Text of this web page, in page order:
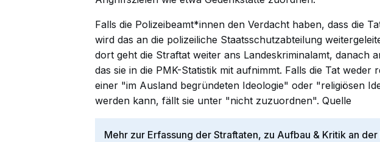
Falls die Polizeibeamt*innen den Verdacht haben, dass die
wird das an die polizeiliche Staatsschutzabteilung
dort geht die Straftat weiter ans Landeskriminalamt, danach
das sie in die PMK-Statistik mit aufnimmt. Falls die Tat weder
einer "im Ausland begründeten Ideologie" oder "religiösen
werden kann, fällt sie unter "nicht zuzuordnen". Quelle
Mehr zur Erfassung der Straftaten, zu Aufbau & Kritik an der